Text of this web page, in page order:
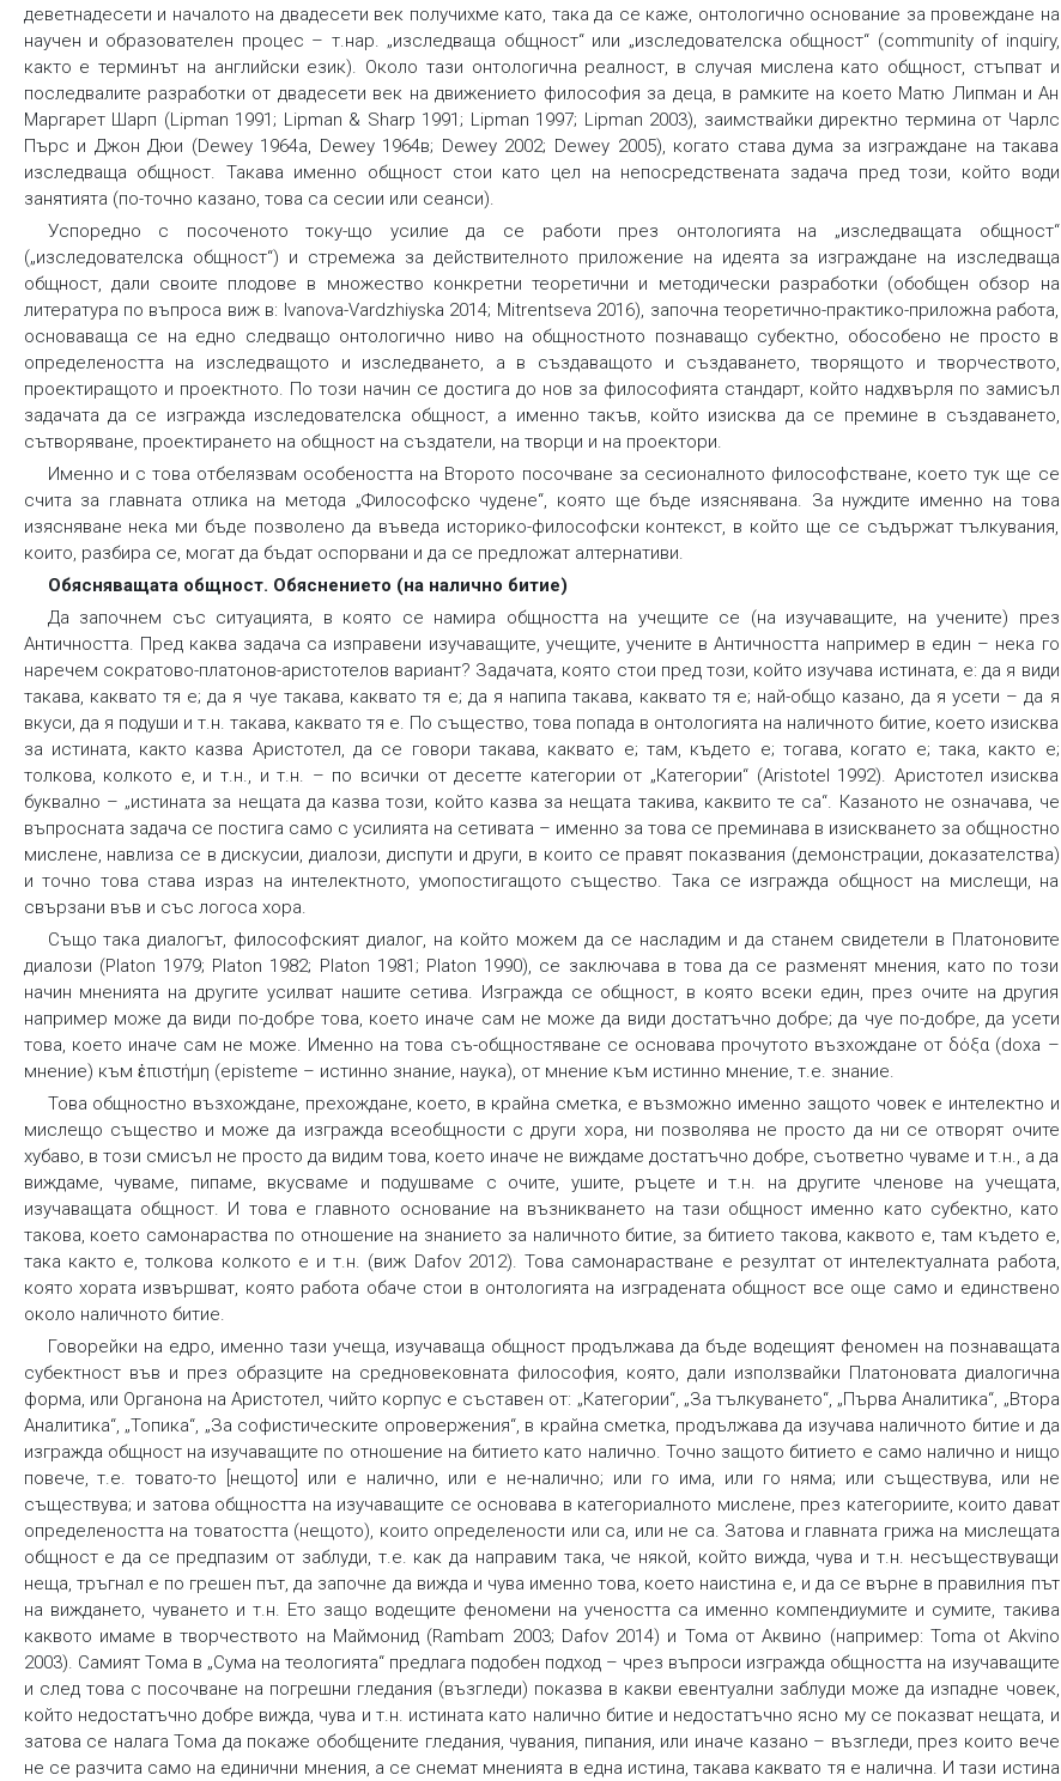
деветнадесети и началото на двадесети век получихме като, така да се каже, онтологично основание за провеждане на
научен и образователен процес – т.нар. „изследваща общност“ или „изследователска общност“ (community of inquiry,
както е терминът на английски език). Около тази онтологична реалност, в случая мислена като общност, стъпват и
последвалите разработки от двадесети век на движението философия за деца, в рамките на което Матю Липман и Ан
Маргарет Шарп (Lipman 1991; Lipman & Sharp 1991; Lipman 1997; Lipman 2003), заимствайки директно термина от Чарлс
Пърс и Джон Дюи (Dewey 1964a, Dewey 1964в; Dewey 2002; Dewey 2005), когато става дума за изграждане на такава
изследваща общност. Такава именно общност стои като цел на непосредствената задача пред този, който води
занятията (по-точно казано, това са сесии или сеанси).
Успоредно с посоченото току-що усилие да се работи през онтологията на „изследващата общност“
(„изследователска общност“) и стремежа за действителното приложение на идеята за изграждане на изследваща
общност, дали своите плодове в множество конкретни теоретични и методически разработки (обобщен обзор на
литература по въпроса виж в: Ivanova-Vardzhiyska 2014; Mitrentseva 2016), започна теоретично-практико-приложна работа,
основаваща се на едно следващо онтологично ниво на общностното познаващо субектно, обособено не просто в
определеността на изследващото и изследването, а в създаващото и създаването, творящото и творчеството,
проектиращото и проектното. По този начин се достига до нов за философията стандарт, който надхвърля по замисъл
задачата да се изгражда изследователска общност, а именно такъв, който изисква да се премине в създаването,
сътворяване, проектирането на общност на създатели, на творци и на проектори.
Именно и с това отбелязвам особеността на Второто посочване за сесионалното философстване, което тук ще се
счита за главната отлика на метода „Философско чудене“, която ще бъде изяснявана. За нуждите именно на това
изясняване нека ми бъде позволено да въведа историко-философски контекст, в който ще се съдържат тълкувания,
които, разбира се, могат да бъдат оспорвани и да се предложат алтернативи.
Обясняващата общност. Обяснението (на налично битие)
Да започнем със ситуацията, в която се намира общността на учещите се (на изучаващите, на учените) през
Античността. Пред каква задача са изправени изучаващите, учещите, учените в Античността например в един – нека го
наречем сократово-платонов-аристотелов вариант? Задачата, която стои пред този, който изучава истината, е: да я види
такава, каквато тя е; да я чуе такава, каквато тя е; да я напипа такава, каквато тя е; най-общо казано, да я усети – да я
вкуси, да я подуши и т.н. такава, каквато тя е. По същество, това попада в онтологията на наличното битие, което изисква
за истината, както казва Аристотел, да се говори такава, каквато е; там, където е; тогава, когато е; така, както е;
толкова, колкото е, и т.н., и т.н. – по всички от десетте категории от „Категории“ (Aristotel 1992). Аристотел изисква
буквално – „истината за нещата да казва този, който казва за нещата такива, каквито те са“. Казаното не означава, че
въпросната задача се постига само с усилията на сетивата – именно за това се преминава в изискването за общностно
мислене, навлиза се в дискусии, диалози, диспути и други, в които се правят показвания (демонстрации, доказателства)
и точно това става израз на интелектното, умопостигащото същество. Така се изгражда общност на мислещи, на
свързани във и със логоса хора.
Също така диалогът, философският диалог, на който можем да се насладим и да станем свидетели в Платоновите
диалози (Platon 1979; Platon 1982; Platon 1981; Platon 1990), се заключава в това да се разменят мнения, като по този
начин мненията на другите усилват нашите сетива. Изгражда се общност, в която всеки един, през очите на другия
например може да види по-добре това, което иначе сам не може да види достатъчно добре; да чуе по-добре, да усети
това, което иначе сам не може. Именно на това съ-общностяване се основава прочутото възхождане от δόξα (doxa –
мнение) към ἐπιστήμη (episteme – истинно знание, наука), от мнение към истинно мнение, т.е. знание.
Това общностно възхождане, прехождане, което, в крайна сметка, е възможно именно защото човек е интелектно и
мислещо същество и може да изгражда всеобщности с други хора, ни позволява не просто да ни се отворят очите
хубаво, в този смисъл не просто да видим това, което иначе не виждаме достатъчно добре, съответно чуваме и т.н., а да
виждаме, чуваме, пипаме, вкусваме и подушваме с очите, ушите, ръцете и т.н. на другите членове на учещата,
изучаващата общност. И това е главното основание на възникването на тази общност именно като субектно, като
такова, което самонараства по отношение на знанието за наличното битие, за битието такова, каквото е, там където е,
така както е,толкова колкото е и т.н. (виж Dafov 2012). Това самонарастване е резултат от интелектуалната работа,
която хората извършват, която работа обаче стои в онтологията на изградената общност все още само и единствено
около наличното битие.
Говорейки на едро, именно тази учеща, изучаваща общност продължава да бъде водещият феномен на познаващата
субектност във и през образците на средновековната философия, която, дали използвайки Платоновата диалогична
форма, или Органона на Аристотел, чийто корпус е съставен от: „Категории“, „За тълкуването“, „Първа Аналитика“, „Втора
Аналитика“, „Топика“, „За софистическите опровержения“, в крайна сметка, продължава да изучава наличното битие и да
изгражда общност на изучаващите по отношение на битието като налично. Точно защото битието е само налично и нищо
повече, т.е.товато-то [нещото] или е налично, или е не-налично; или го има, или го няма; или съществува, или не
съществува; и затова общността на изучаващите се основава в категориалното мислене, през категориите, които дават
определеността на товатостта (нещото), които определености или са, или не са. Затова и главната грижа на мислещата
общност е да се предпазим от заблуди, т.е. как да направим така, че някой, който вижда, чува и т.н. несъществуващи
неща, тръгнал е по грешен път, да започне да вижда и чува именно това, което наистина е, и да се върне в правилния път
на виждането, чуването и т.н. Ето защо водещите феномени на учеността са именно компендиумите и сумите, такива
каквото имаме в творчеството на Маймонид (Rambam 2003; Dafov 2014) и Тома от Аквино (например: Toma ot Akvino
2003). Самият Тома в „Сума на теологията“ предлага подобен подход – чрез въпроси изгражда общността на изучаващите
и след това с посочване на погрешни гледания (възгледи) показва в какви евентуални заблуди може да изпадне човек,
който недостатъчно добре вижда, чува и т.н. истината като налично битие и недостатъчно ясно му се показват нещата, и
затова се налага Тома да покаже обобщените гледания, чувания, пипания, или иначе казано – възгледи, през които вече
не се разчита само на единични мнения, а се снемат мненията в една истина, такава каквато тя е налична. И тази истина